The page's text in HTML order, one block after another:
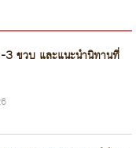
3 ขวบ และแนะนำนิทานที่